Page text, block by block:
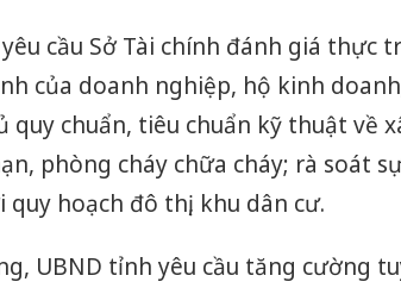
cầu Sở Tài chính đánh giá thực
của doanh nghiệp, hộ kinh
chuẩn, tiêu chuẩn kỹ thuật về
phòng cháy chữa cháy; rà soát
hoạch đô thị, khu dân cư.
UBND tỉnh yêu cầu tăng cường